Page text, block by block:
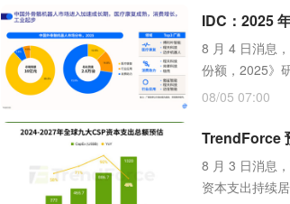
8 月 4 日消息
份额，2025》
08/05 07:00
TrendForce
8 月 3 日消息
资本支出持续